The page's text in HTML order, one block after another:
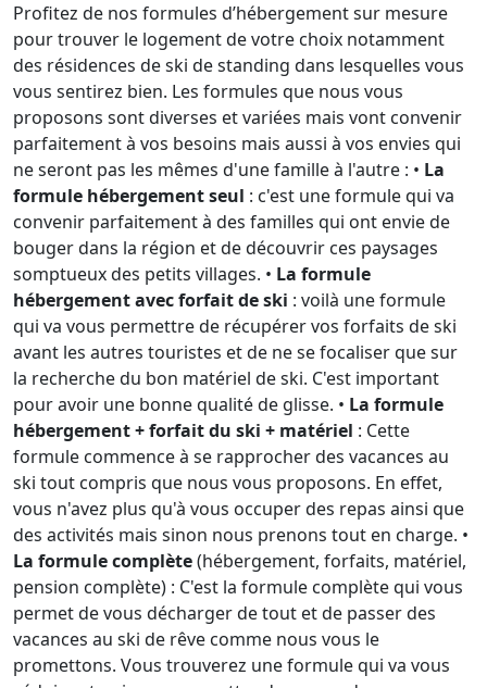
Profitez de nos formules d’hébergement sur mesure
pour trouver le logement de votre choix notamment
des résidences de ski de standing dans lesquelles vous
vous sentirez bien. Les formules que nous vous
proposons sont diverses et variées mais vont convenir
parfaitement à vos besoins mais aussi à vos envies qui
ne seront pas les mêmes d'une famille à l'autre : • La
formule hébergement seul : c'est une formule qui va
convenir parfaitement à des familles qui ont envie de
bouger dans la région et de découvrir ces paysages
somptueux des petits villages. • La formule
hébergement avec forfait de ski : voilà une formule
qui va vous permettre de récupérer vos forfaits de ski
avant les autres touristes et de ne se focaliser que sur
la recherche du bon matériel de ski. C'est important
pour avoir une bonne qualité de glisse. • La formule
hébergement + forfait du ski + matériel : Cette
formule commence à se rapprocher des vacances au
ski tout compris que nous vous proposons. En effet,
vous n'avez plus qu'à vous occuper des repas ainsi que
des activités mais sinon nous prenons tout en charge. •
La formule complète(hébergement, forfaits, matériel,
pension complète) : C'est la formule complète qui vous
permet de vous décharger de tout et de passer des
vacances au ski de rêve comme nous vous le
promettons. Vous trouverez une formule qui va vous